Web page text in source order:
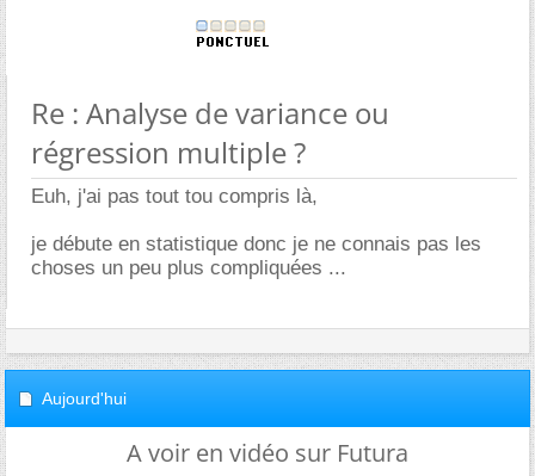
Re : Analyse de variance ou
régression multiple ?
Euh, j'ai pas tout tou compris là,
je débute en statistique donc je ne connais pas les
choses un peu plus compliquées ...
Aujourd'hui
A voir en vidéo sur Futura